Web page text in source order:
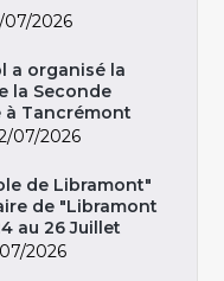
2026
a organisé la
la Seconde
à Tancrémont
07/2026
de Libramont"
de "Libramont
au 26 Juillet
2026